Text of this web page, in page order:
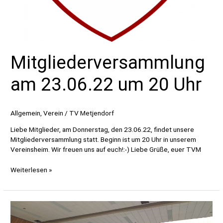
Mitgliederversammlung
am 23.06.22 um 20 Uhr
Allgemein ,Verein / TV Metjendorf
Liebe Mitglieder, am Donnerstag, den 23.06.22, findet unsere
Mitgliederversammlung statt. Beginn ist um 20 Uhr in unserem
Vereinsheim. Wir freuen uns auf euch!:-) Liebe Grüße, euer TVM
Mitgliederversammlung
23.06.22
Uhr
Weiterlesen »